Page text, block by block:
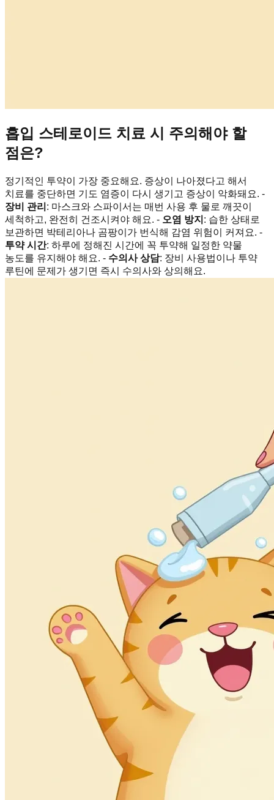
흡입 스테로이드 치료 시 주의해야 할
점은?
정기적인 투약이 가장 중요해요. 증상이 나아졌다고 해서
치료를 중단하면 기도 염증이 다시 생기고 증상이 악화돼요. -
장비 관리 : 마스크와 스파이서는 매번 사용 후 물로 깨끗이
세척하고, 완전히 건조시켜야 해요. - 오염 방지 : 습한 상태로
보관하면 박테리아나 곰팡이가 번식해 감염 위험이 커져요. -
투약 시간: 하루에 정해진 시간에 꼭 투약해 일정한 약물
농도를 유지해야 해요. - 수의사 상담: 장비 사용법이나 투약
루틴에 문제가 생기면 즉시 수의사와 상의해요.